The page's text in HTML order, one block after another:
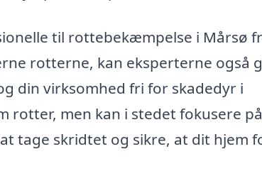
til rottebekæmpelse i Mårsø
rotterne, kan eksperterne også
din virksomhed fri for skadedyr i
rotter, men kan i stedet fokusere
tage skridtet og sikre, at dit hjem